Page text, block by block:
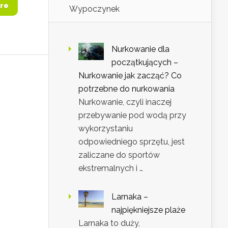
Wypoczynek
Nurkowanie dla
początkujących –
Nurkowanie jak zacząć? Co
potrzebne do nurkowania
Nurkowanie, czyli inaczej
przebywanie pod wodą przy
wykorzystaniu
odpowiedniego sprzętu, jest
zaliczane do sportów
ekstremalnych i …
Larnaka –
najpiękniejsze plaże
Larnaka to duży,